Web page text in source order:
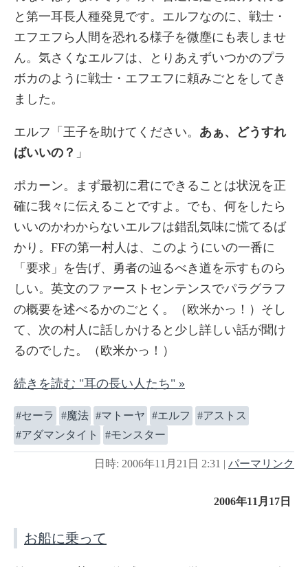
と第一耳長人種発見です。エルフなのに、戦士・
エフエフら人間を恐れる様子を微塵にも表しませ
ん。気さくなエルフは、とりあえずいつかのプラ
ボカのように戦士・エフエフに頼みごとをしてき
ました。
エルフ「王子を助けてください。 あぁ、どうすれ
ばいいの？ 」
ポカーン。まず最初に君にできることは状況を正
確に我々に伝えることですよ。でも、何をしたら
いいのかわからないエルフは錯乱気味に慌てるば
かり。FFの第一村人は、このようにいの一番に
「要求」を告げ、勇者の辿るべき道を示すものら
しい。英文のファーストセンテンスでパラグラフ
の概要を述べるかのごとく。（欧米かっ！）そし
て、次の村人に話しかけると少し詳しい話が聞け
るのでした。（欧米かっ！）
続きを読む "耳の長い人たち" »
セーラ 魔法 マトーヤ エルフ
アストス
アダマンタイト
モンスター
日時: 2006年11月21日 2:31 | パーマリンク
2006年11月17日
お船に乗って